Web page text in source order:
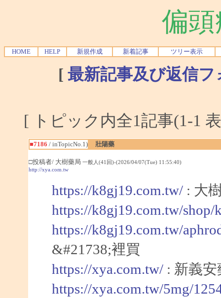
偏
HOME HELP 新規作成 新着記事 ツリー表示
[ 最新記事及び返信
[ トピック内全1記事(1-1
■7186 / inTopicNo.1) 壯陽藥
□投稿者/ 大樹藥局 一般人(41回)-(2026/04/07(Tue) 11:55:40)
http://xya.com.tw
https://k8gj19.com.tw/: 大
https://k8gj19.com.tw/shop/
https://k8gj19.com.tw/
&#21738;裡買
https://xya.com.tw/: 新義安
https://xya.com.tw/5mg/